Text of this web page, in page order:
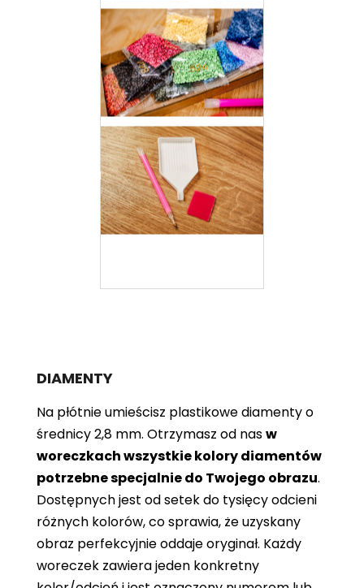
DIAMENTY
Na płótnie umieścisz plastikowe diamenty o
średnicy 2,8 mm. Otrzymasz od nasw
woreczkach wszystkie kolory diamentów
potrzebne specjalnie do Twojego obrazu.
Dostępnych jest od setek do tysięcy odcieni
różnych kolorów, co sprawia, że ​​uzyskany
obraz perfekcyjnie oddaje oryginał. Każdy
woreczek zawiera jeden konkretny